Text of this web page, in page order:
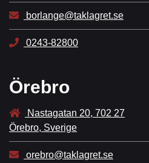
borlange@taklagret.se
0243-82800
Örebro
Nastagatan 20, 702 27
Örebro, Sverige
orebro@taklagret.se